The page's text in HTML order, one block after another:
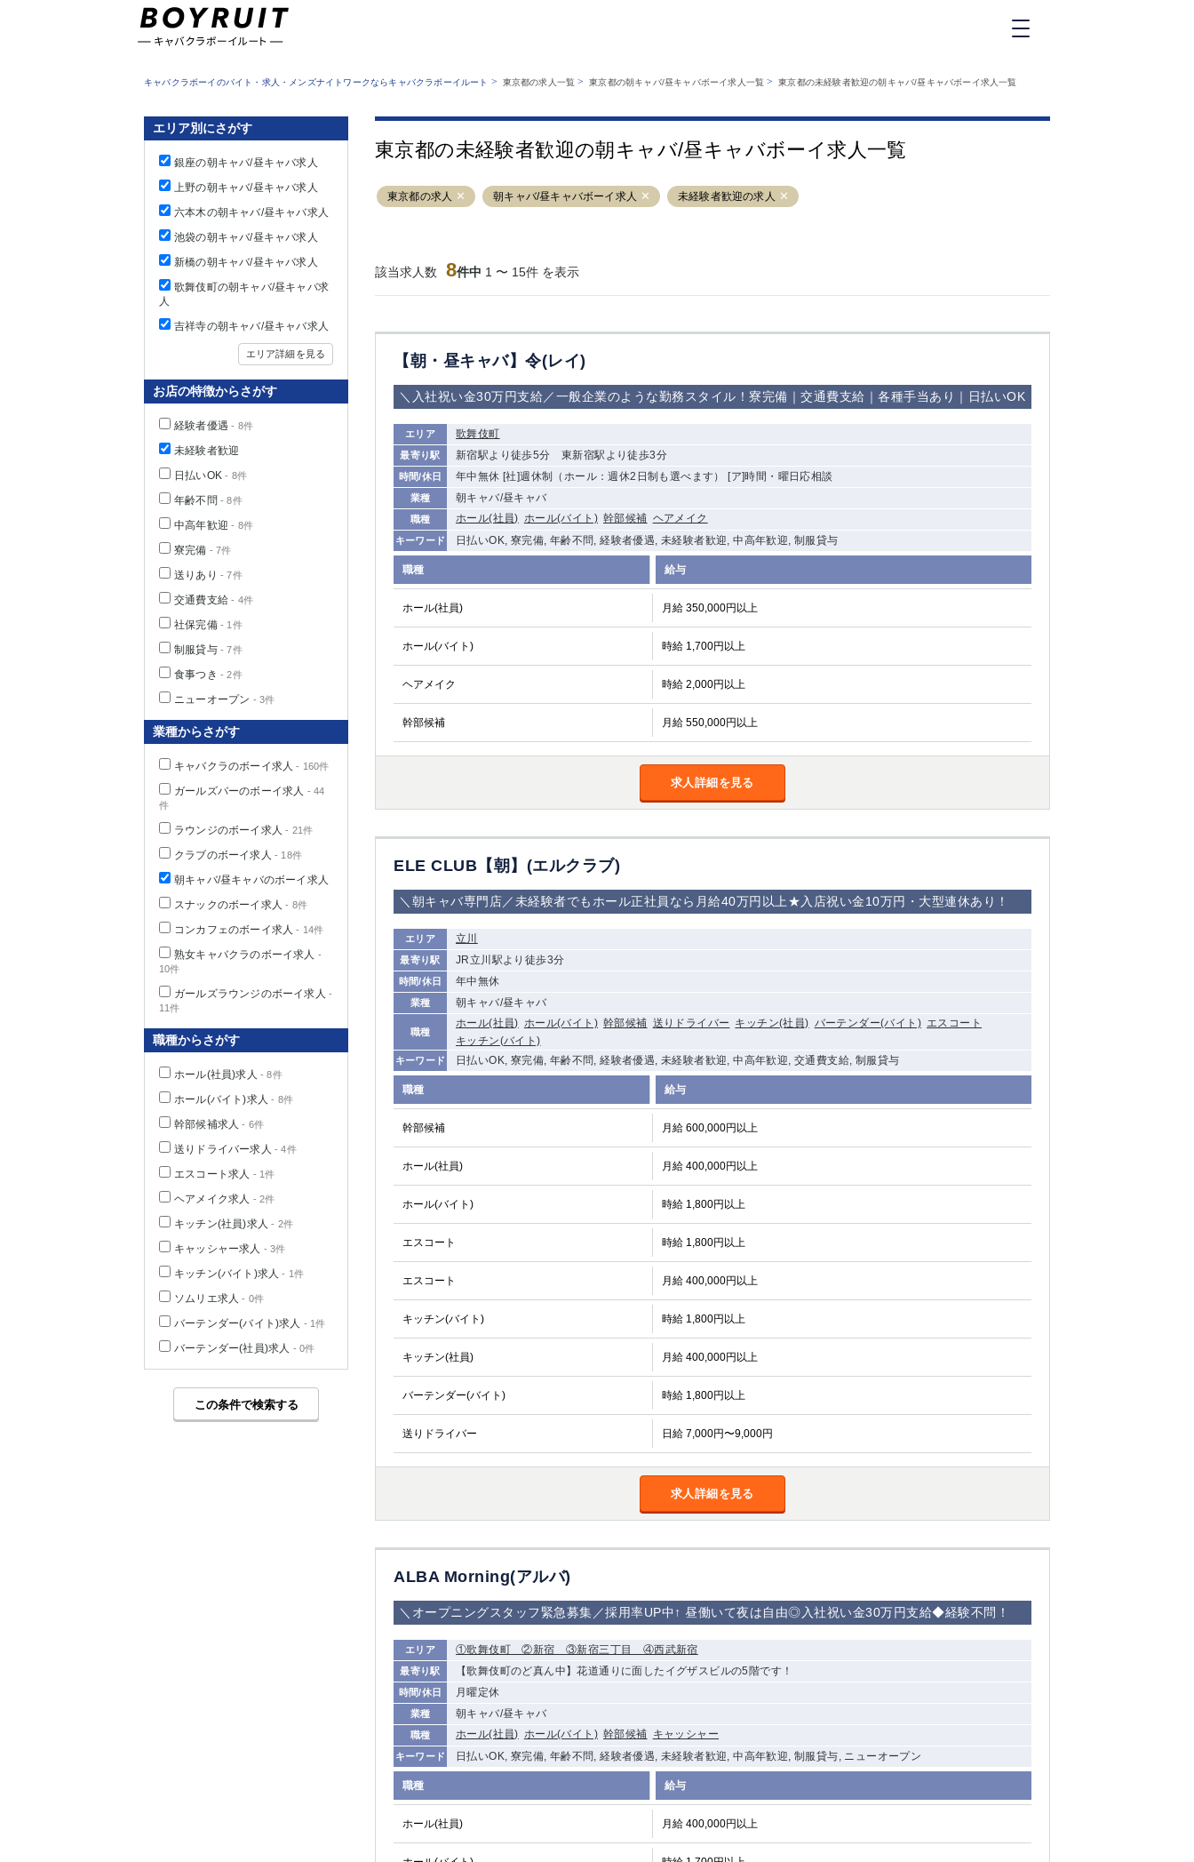
業種から探す
職種から探す
キャバクラボーイルートとは？
サイトマップ
キャバクラボーイのバイト・求人・メンズナイトワークならキャバクラボーイルート > 東京都の求人一覧 >東京都の朝キャバ/昼キャバボーイ求人一覧 >東京都の未経験者歓迎の朝キャバ/昼キャバボーイ求人一覧
東京都の未経験者歓迎の朝キャバ/昼キャバボーイ求人一覧
東京都の求人 朝キャバ/昼キャバボーイ求人 未経験者歓迎の求人
該当求人数 8件中 1 〜 15件 を表示
【朝・昼キャバ】令(レイ)
＼入社祝い金30万円支給／一般企業のような勤務スタイル！寮完備｜交通費支給｜各種手当あり｜日払いOK
エリア 歌舞伎町
最寄り駅 新宿駅より徒歩5分 東新宿駅より徒歩3分
時間/休日 年中無休 [社]週休制（ホール：週休2日制も選べます） [ア]時間・曜日応相談
業種 朝キャバ/昼キャバ
職種 ホール(社員) ホール(バイト) 幹部候補 ヘアメイク
キーワード 日払いOK, 寮完備, 年齢不問, 経験者優遇, 未経験者歓迎, 中高年歓迎, 制服貸与
職種 給与
ホール(社員) 月給 350,000円以上
ホール(バイト) 時給 1,700円以上
ヘアメイク 時給 2,000円以上
幹部候補 月給 550,000円以上
求人詳細を見る
ELE CLUB【朝】(エルクラブ)
＼朝キャバ専門店／未経験者でもホール正社員なら月給40万円以上★入店祝い金10万円・大型連休あり！
エリア 立川
最寄り駅 JR立川駅より徒歩3分
時間/休日 年中無休
業種 朝キャバ/昼キャバ
職種
ホール(社員) ホール(バイト) 幹部候補 送りドライバー キッチン(社員) バーテンダー(バイト) エスコート
キッチン(バイト)
キーワード 日払いOK, 寮完備, 年齢不問, 経験者優遇, 未経験者歓迎, 中高年歓迎, 交通費支給, 制服貸与
職種 給与
幹部候補 月給 600,000円以上
ホール(社員) 月給 400,000円以上
ホール(バイト) 時給 1,800円以上
エスコート 時給 1,800円以上
エスコート 月給 400,000円以上
キッチン(バイト) 時給 1,800円以上
キッチン(社員) 月給 400,000円以上
バーテンダー(バイト) 時給 1,800円以上
送りドライバー 日給 7,000円〜9,000円
求人詳細を見る
ALBA Morning(アルバ)
＼オープニングスタッフ緊急募集／採用率UP中↑ 昼働いて夜は自由◎入社祝い金30万円支給◆経験不問！
エリア ①歌舞伎町 ②新宿 ③新宿三丁目 ④西武新宿
最寄り駅 【歌舞伎町のど真ん中】花道通りに面したイグザスビルの5階です！
時間/休日 月曜定休
業種 朝キャバ/昼キャバ
職種 ホール(社員) ホール(バイト) 幹部候補 キャッシャー
キーワード 日払いOK, 寮完備, 年齢不問, 経験者優遇, 未経験者歓迎, 中高年歓迎, 制服貸与, ニューオープン
職種 給与
ホール(社員) 月給 400,000円以上
エリア別にさがす
銀座の朝キャバ/昼キャバ求人
上野の朝キャバ/昼キャバ求人
六本木の朝キャバ/昼キャバ求人
池袋の朝キャバ/昼キャバ求人
新橋の朝キャバ/昼キャバ求人
歌舞伎町の朝キャバ/昼キャバ求
人
吉祥寺の朝キャバ/昼キャバ求人
エリア詳細を見る
お店の特徴からさがす
経験者優遇 - 8件
未経験者歓迎
日払いOK - 8件
年齢不問 - 8件
中高年歓迎 - 8件
寮完備 - 7件
送りあり - 7件
交通費支給 - 4件
社保完備- 1件
制服貸与- 7件
食事つき - 2件
ニューオープン - 3件
業種からさがす
キャバクラのボーイ求人 - 160件
ガールズバーのボーイ求人 - 44
件
ラウンジのボーイ求人 - 21件
クラブのボーイ求人 - 18件
朝キャバ/昼キャバのボーイ求人
スナックのボーイ求人 - 8件
コンカフェのボーイ求人 - 14件
熟女キャバクラのボーイ求人 -
10件
ガールズラウンジのボーイ求人 -
11件
職種からさがす
ホール(社員)求人 - 8件
ホール(バイト)求人 - 8件
幹部候補求人 - 6件
送りドライバー求人 - 4件
エスコート求人 - 1件
ヘアメイク求人 - 2件
キッチン(社員)求人 - 2件
キャッシャー求人 - 3件
キッチン(バイト)求人 - 1件
ソムリエ求人 - 0件
バーテンダー(バイト)求人 - 1件
バーテンダー(社員)求人 - 0件
この条件で検索する
東京都 銀座 上野 六本木 池袋
新橋
立川
千葉中央 門前仲町 町田
五反田
大山
赤坂 高円寺 赤羽
ひばりヶ丘（北
学芸大学
の好立地！
「赤羽駅」から
徒歩2分 ②東
京メトロ南北線
「赤羽岩淵駅」
から徒歩10分
宿
①歌舞伎町 ②
新宿
①東武練馬 ②
成増・板橋 ③
大山 ②池袋
池袋東口 金町 大井町 大泉学園
下赤塚 竹ノ塚 三鷹
荻窪
浅草 新小岩 幡ヶ谷
祖師ヶ谷大蔵
五井
関内 横浜 川崎 溝の口
本厚木
新横浜
武蔵小杉
小田原
横浜・桜木町
関内・馬車道・
日ノ出町
武蔵新城 元住吉
茅ヶ崎 戸塚 たまプラーザ 大船
相模原
厚木
桜木町
埼玉県 志木 川越
獨協大学前＜草
加松原＞
船橋 津田沼
佐倉
柏（西口） 木更津 柏（東口）
下総中山
茂原
松戸 八千代台 本八幡
東金
浦安
宇都宮
茨城県 ひたち野うしく
高崎 館林
選択した内容で設定